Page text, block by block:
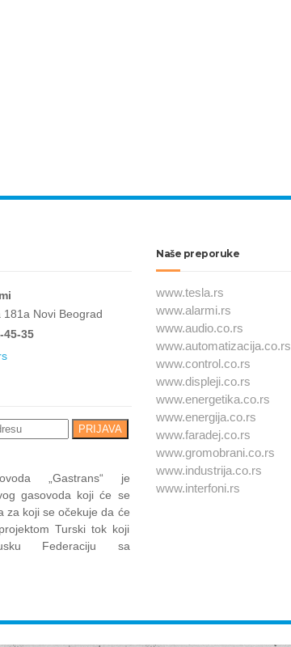
„Gastrans“ je
gasovoda koji će se
za koji se očekuje da će
Turski tok koji
Federaciju sa
181a Novi Beograd
45-35
Naše preporuke
www.tesla.rs
www.alarmi.rs
www.audio.co.rs
www.automatizacija.co.rs
www.control.co.rs
www.displeji.co.rs
www.energetika.co.rs
www.energija.co.rs
www.faradej.co.rs
www.gromobrani.co.rs
www.industrija.co.rs
www.interfoni.rs